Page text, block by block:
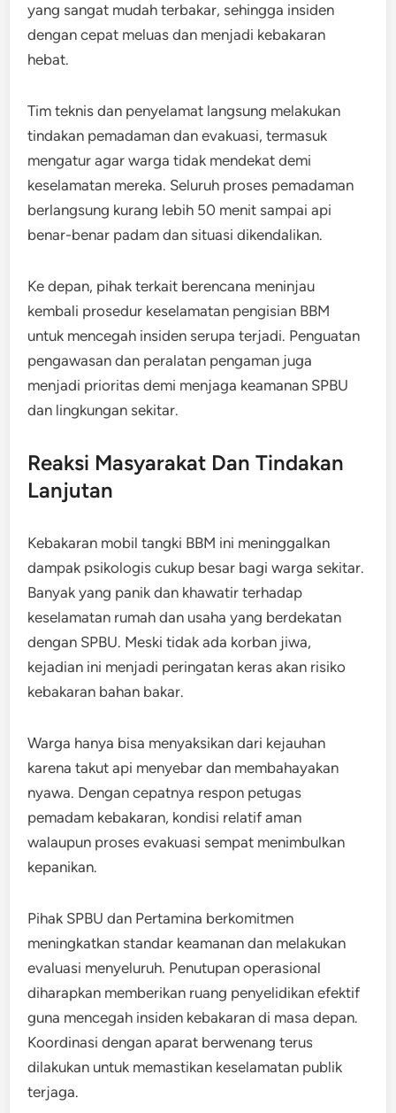
yang sangat mudah terbakar, sehingga insiden
dengan cepat meluas dan menjadi kebakaran
hebat.
Tim teknis dan penyelamat langsung melakukan
tindakan pemadaman dan evakuasi, termasuk
mengatur agar warga tidak mendekat demi
keselamatan mereka. Seluruh proses pemadaman
berlangsung kurang lebih 50 menit sampai api
benar-benar padam dan situasi dikendalikan.
Ke depan, pihak terkait berencana meninjau
kembali prosedur keselamatan pengisian BBM
untuk mencegah insiden serupa terjadi. Penguatan
pengawasan dan peralatan pengaman juga
menjadi prioritas demi menjaga keamanan SPBU
dan lingkungan sekitar.
Reaksi Masyarakat Dan Tindakan
Lanjutan
Kebakaran mobil tangki BBM ini meninggalkan
dampak psikologis cukup besar bagi warga sekitar.
Banyak yang panik dan khawatir terhadap
keselamatan rumah dan usaha yang berdekatan
dengan SPBU. Meski tidak ada korban jiwa,
kejadian ini menjadi peringatan keras akan risiko
kebakaran bahan bakar.
Warga hanya bisa menyaksikan dari kejauhan
karena takut api menyebar dan membahayakan
nyawa. Dengan cepatnya respon petugas
pemadam kebakaran, kondisi relatif aman
walaupun proses evakuasi sempat menimbulkan
kepanikan.
Pihak SPBU dan Pertamina berkomitmen
meningkatkan standar keamanan dan melakukan
evaluasi menyeluruh. Penutupan operasional
diharapkan memberikan ruang penyelidikan efektif
guna mencegah insiden kebakaran di masa depan.
Koordinasi dengan aparat berwenang terus
dilakukan untuk memastikan keselamatan publik
terjaga.